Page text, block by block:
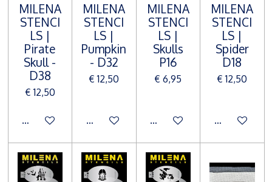
MILENA
STENCI
LS |
Pirate
Skull -
D38
€ 12,50
In winkelwagen
MILENA
STENCI
LS |
Pumpkin
- D32
€ 12,50
In winkelwagen
MILENA
STENCI
LS |
Skulls
P16
€ 6,95
In winkelwagen
MILENA
STENCI
LS |
Spider
D18
€ 12,50
In